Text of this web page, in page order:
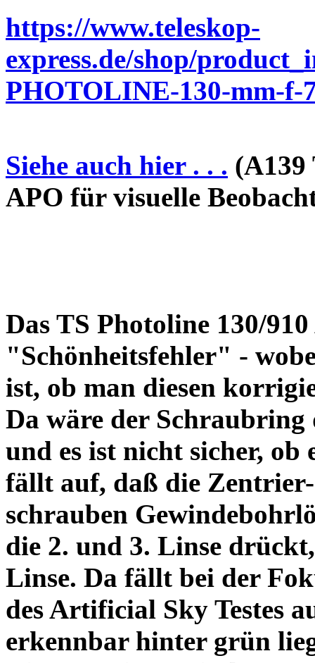
https://www.teleskop-
express.de/shop/
PHOTOLINE-130-mm-f-
Siehe auch hier . . . (A139
APO für visuelle
Das TS Photoline 130/
"Schönheitsfehler" -
ist, ob man diesen
Da wäre der
und es ist nicht sicher,
fällt auf, daß die Zentrier-
schrauben
die 2. und 3. Linse
Linse. Da fällt bei der
des Artificial Sky Testes
erkennbar hinter grün